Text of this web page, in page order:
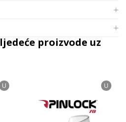
proizvode uz
U U